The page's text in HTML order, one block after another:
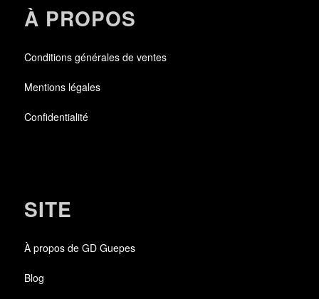
À PROPOS
Conditions générales de ventes
Mentions légales
Confidentialité
SITE
À propos de GD Guepes
Blog